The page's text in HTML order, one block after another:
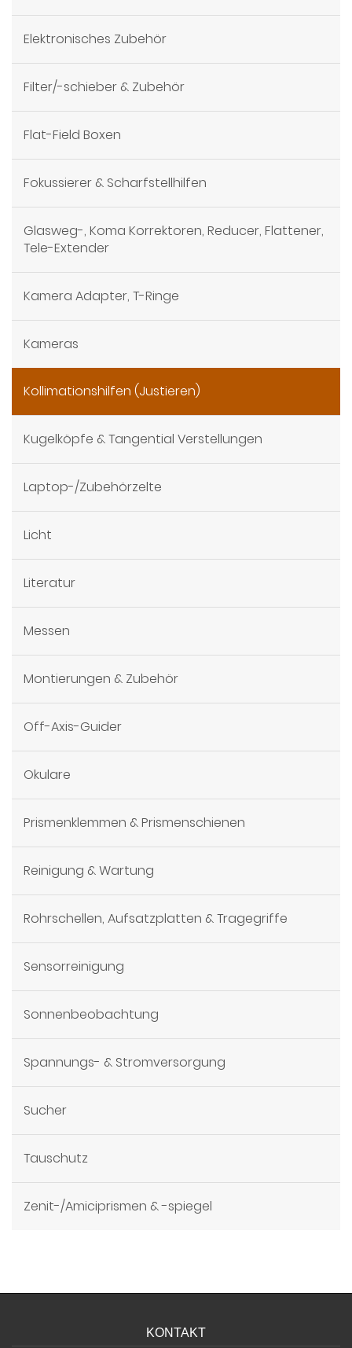
Elektronisches Zubehör
Filter/-schieber & Zubehör
Flat-Field Boxen
Fokussierer & Scharfstellhilfen
Glasweg-, Koma Korrektoren, Reducer, Flattener,
Tele-Extender
Kamera Adapter, T-Ringe
Kameras
Kollimationshilfen (Justieren)
Kugelköpfe & Tangential Verstellungen
Laptop-/Zubehörzelte
Licht
Literatur
Messen
Montierungen & Zubehör
Off-Axis-Guider
Okulare
Prismenklemmen & Prismenschienen
Reinigung & Wartung
Rohrschellen, Aufsatzplatten & Tragegriffe
Sensorreinigung
Sonnenbeobachtung
Spannungs- & Stromversorgung
Sucher
Tauschutz
Zenit-/Amiciprismen & -spiegel
KONTAKT